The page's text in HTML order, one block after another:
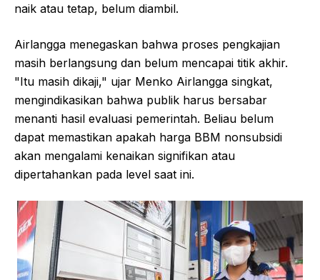
naik atau tetap, belum diambil.
Airlangga menegaskan bahwa proses pengkajian
masih berlangsung dan belum mencapai titik akhir.
"Itu masih dikaji," ujar Menko Airlangga singkat,
mengindikasikan bahwa publik harus bersabar
menanti hasil evaluasi pemerintah. Beliau belum
dapat memastikan apakah harga BBM nonsubsidi
akan mengalami kenaikan signifikan atau
dipertahankan pada level saat ini.